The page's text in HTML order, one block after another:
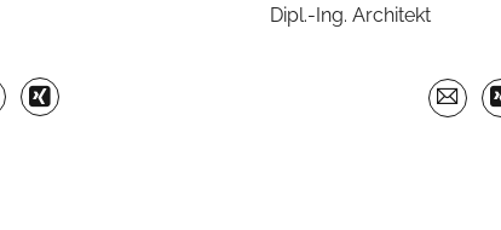
Dipl.-Ing. Architekt